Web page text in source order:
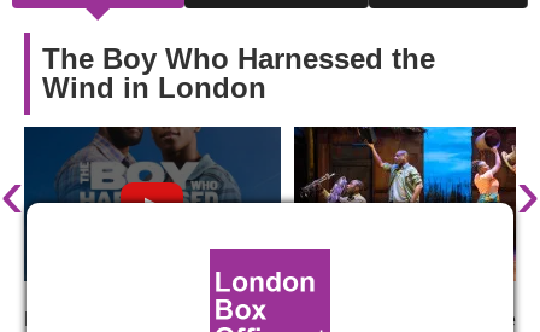
The Boy Who Harnessed the
Wind in London
‹ ›
Dieses neue Musical basiert auf der wahren Geschichte